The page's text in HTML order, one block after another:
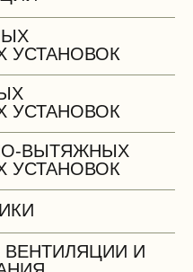
УСТАНОВОК
УСТАНОВОК
ВЫТЯЖНЫХ
УСТАНОВОК
И